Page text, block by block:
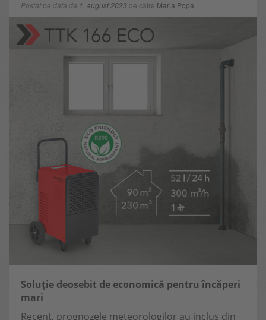
Postat pe data de 1. august 2023de către Maria Popa
Soluție deosebit de economică pentru încăperi
mari
Recent, prognozele meteorologilor au inclus din